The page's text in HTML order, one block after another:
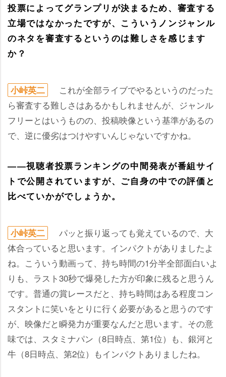
投票によってグランプリが決まるため、審査する
立場ではなかったですが、こういうノンジャンル
のネタを審査するというのは難しさを感じます
か？
小峠英二
これが全部ライブでやるというのだった
ら審査する難しさはあるかもしれませんが、ジャンル
フリーとはいうものの、投稿映像という基準があるの
で、逆に優劣はつけやすいんじゃないですかね。
――視聴者投票ランキングの中間発表が番組サイ
トで公開されていますが、ご自身の中での評価と
比べていかがでしょうか。
小峠英二
パッと振り返っても覚えているので、大
体合っていると思います。インパクトがありましたよ
ね。こういう動画って、持ち時間の1分半全部面白いよ
りも、ラスト30秒で爆発した方が印象に残ると思うん
です。普通の賞レースだと、持ち時間はある程度コン
スタントに笑いをとりに行く必要があると思うのです
が、映像だと瞬発力が重要なんだと思います。その意
味では、スタミナパン（8日時点、第1位）も、銀河と
牛（8日時点、第2位）もインパクトありましたね。